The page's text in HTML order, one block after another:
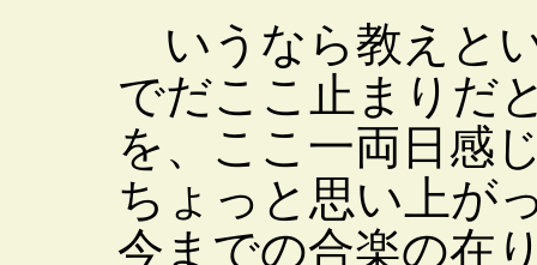
いうなら教えと
でだここ止まりだ
を、ここ一両日感
ちょっと思い上が
今までの合楽の在